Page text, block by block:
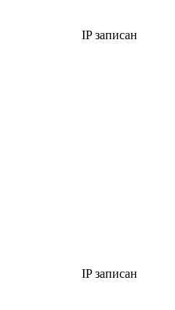
IP записан
IP записан